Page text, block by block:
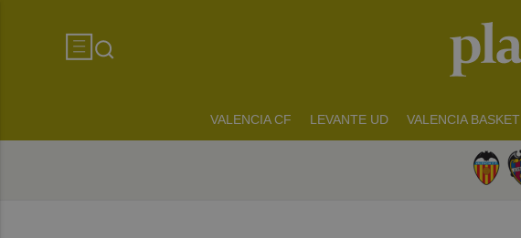
VALENCIA CF LEVANTE UD VALENCIA BASKET